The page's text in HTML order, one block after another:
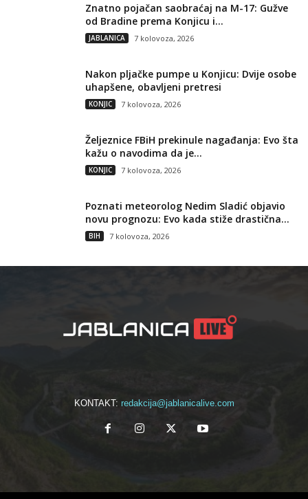
Znatno pojačan saobraćaj na M-17: Gužve
od Bradine prema Konjicu i...
JABLANICA 7 kolovoza, 2026
Nakon pljačke pumpe u Konjicu: Dvije osobe
uhapšene, obavljeni pretresi
KONJIC 7 kolovoza, 2026
Željeznice FBiH prekinule nagađanja: Evo šta
kažu o navodima da je...
KONJIC 7 kolovoza, 2026
Poznati meteorolog Nedim Sladić objavio
novu prognozu: Evo kada stiže drastična...
BIH 7 kolovoza, 2026
KONTAKT: redakcija@jablanicalive.com